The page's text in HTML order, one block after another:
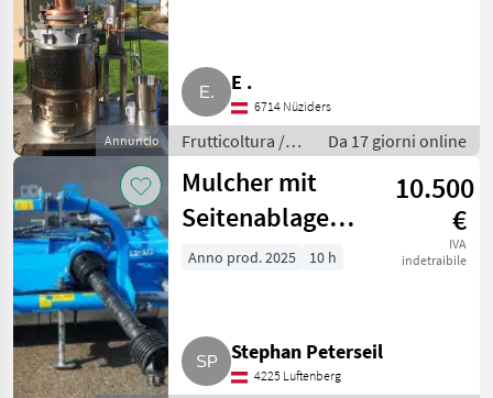
Annuncio
E .
6714 Nüziders
Frutticoltura /
Altre macchine
per frutticoltura
Da 17 giorni online
Mulcher mit
Seitenablage
mittels
10.500
€
IVA
indetraibile
Anno prod. 2025 10 h
Stephan Peterseil
4225 Luftenberg